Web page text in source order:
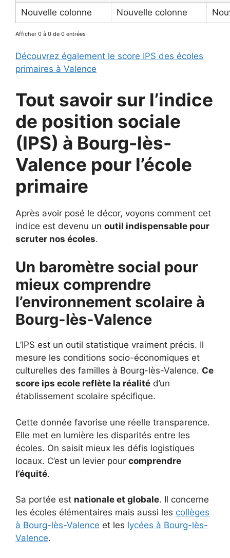
Nouvelle colonne
Nouvelle colonne
Afficher 0 à 0 de 0 entrées
Découvrez également le score IPS des écoles
primaires à Valence
Tout savoir sur l’indice
de position sociale
(IPS) à Bourg-lès-
Valence pour l’école
primaire
Après avoir posé le décor, voyons comment cet
indice est devenu un outil indispensable pour
scruter nos écoles.
Un baromètre social pour
mieux comprendre
l’environnement scolaire à
Bourg-lès-Valence
L’IPS est un outil statistique vraiment précis. Il
mesure les conditions socio-économiques et
culturelles des familles à Bourg-lès-Valence. Ce
score ips ecole reflète la réalité d’un
établissement scolaire spécifique.
Cette donnée favorise une réelle transparence.
Elle met en lumière les disparités entre les
écoles. On saisit mieux les défis logistiques
locaux. C’est un levier pour comprendre
l’équité.
Sa portée est nationale et globale. Il concerne
les écoles élémentaires mais aussi les collèges
à Bourg-lès-Valence et les lycées à Bourg-lès-
Valence.